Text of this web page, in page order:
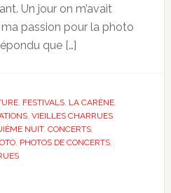
Un jour on m’avait
ma passion pour la photo
que […]
, FESTIVALS, LA CARÈNE,
, VIEILLES CHARRUES
NUIT, CONCERTS,
, PHOTOS DE CONCERTS,